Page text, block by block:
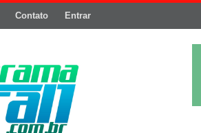
Contato Entrar